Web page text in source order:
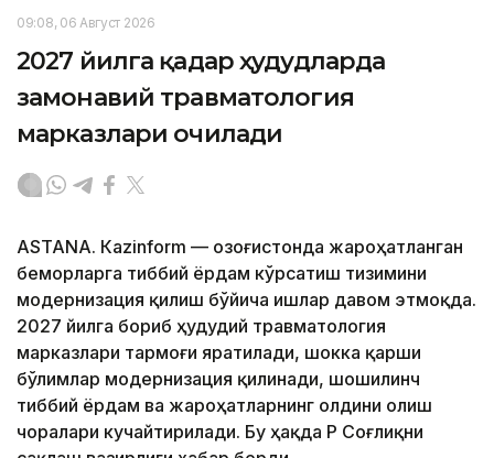
09:08, 06 Август 2026
2027 йилга қадар ҳудудларда
замонавий травматология
марказлари очилади
ASTANА. Кazinform — Қозоғистонда жароҳатланган
беморларга тиббий ёрдам кўрсатиш тизимини
модернизация қилиш бўйича ишлар давом этмоқда.
2027 йилга бориб ҳудудий травматология
марказлари тармоғи яратилади, шокка қарши
бўлимлар модернизация қилинади, шошилинч
тиббий ёрдам ва жароҳатларнинг олдини олиш
чоралари кучайтирилади. Бу ҳақда ҚР Соғлиқни